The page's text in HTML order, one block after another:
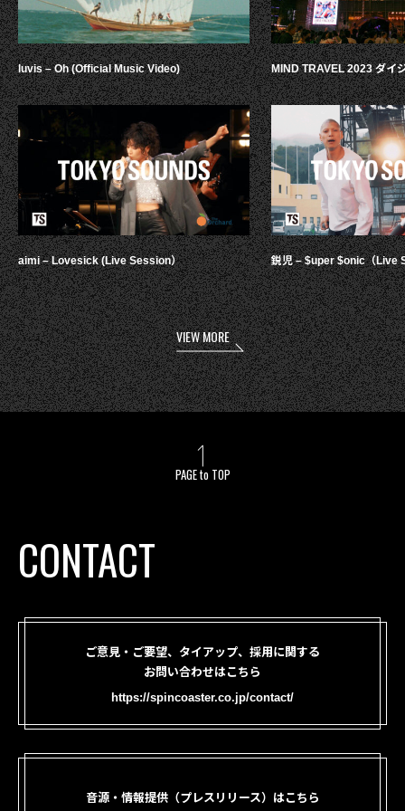
luvis – Oh (Official Music Video)
aimi – Lovesick (Live Session）
MIND TRAVEL 2023 ダイ
鋭児 – $uper $onic（Live
VIEW MORE
PAGE to TOP
CONTACT
ご意見・ご要望、タイアップ、採用に関する
お問い合わせはこちら
https://spincoaster.co.jp/contact/
音源・情報提供（プレスリリース）はこちら